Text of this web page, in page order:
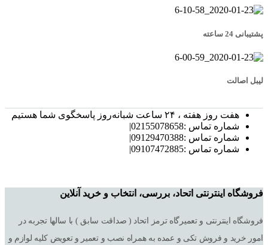
پشتیبانی 24 ساعته
لیبل اصالت
هفت روز هفته ، ۲۴ ساعت شبانه‌روز پاسخگوی شما هستیم
شماره تماس :02155078658|
شماره تماس :09129470388|
شماره تماس :09107472885|
فروشگاه اینترنتی اتحاد، بررسی، انتخاب و خرید آنلاین
فروشگاه اینترنتی و تعمیرگاه ترمز اتحاد ( صداقت سابق ) با سالها تجربه در
امور خرید و فروش تکی و عمده به همراه نصب و تعمیر و تعویض کلیه لوازم و